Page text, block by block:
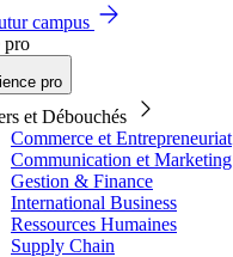
campus
pro
pro
et Débouchés
Commerce et Entrepreneuriat
Communication et Marketing
Gestion & Finance
International Business
Ressources Humaines
Supply Chain